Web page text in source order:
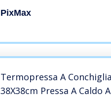
Personalizzazione
PixMax
Termopressa A Conchiglia
38X38cm Pressa A Caldo A